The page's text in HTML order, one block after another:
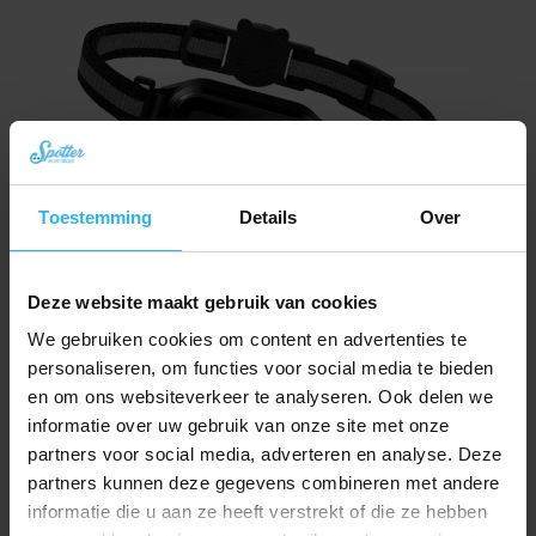
Toestemming Details Over
Deze website maakt gebruik van cookies
We gebruiken cookies om content en advertenties te
personaliseren, om functies voor social media te bieden
en om ons websiteverkeer te analyseren. Ook delen we
informatie over uw gebruik van onze site met onze
partners voor social media, adverteren en analyse. Deze
partners kunnen deze gegevens combineren met andere
informatie die u aan ze heeft verstrekt of die ze hebben
Spotter CatX – Lokalizator GPS dla Kota z Wyświetlaczem, Bez Abonamentu
(Nowość!)
376,46 Pierwotna
cena
wynosiła:
zł334,60Aktualna
cena
wynosi:
zł 334,60.